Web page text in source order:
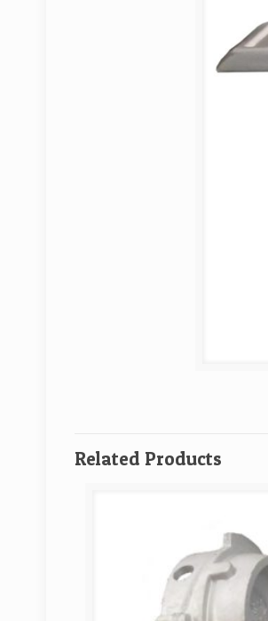
Related Products